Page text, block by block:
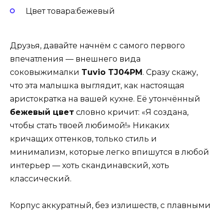
Цвет товара:бежевый
Друзья, давайте начнём с самого первого
впечатления — внешнего вида
соковыжималки Tuvio TJ04PM . Сразу скажу,
что эта малышка выглядит, как настоящая
аристократка на вашей кухне. Её утончённый
бежевый цвет словно кричит: «Я создана,
чтобы стать твоей любимой!» Никаких
кричащих оттенков, только стиль и
минимализм, которые легко впишутся в любой
интерьер — хоть скандинавский, хоть
классический.
Корпус аккуратный, без излишеств, с плавными